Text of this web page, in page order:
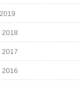
2018
2017
2016